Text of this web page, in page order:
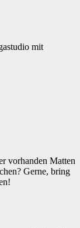
mit
vorhanden Matten
Gerne, bring